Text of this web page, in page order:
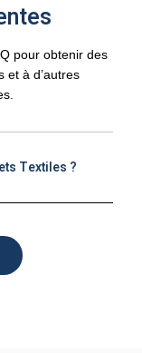
pour obtenir des
et à d’autres
Textiles ?